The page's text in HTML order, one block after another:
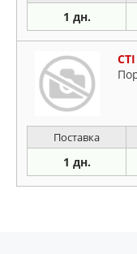
1 дн.
Поставка
1 дн.